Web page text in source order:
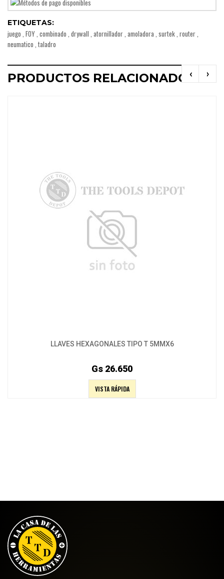
ETIQUETAS:
juego FOY combinado drywall atornillador amoladora surtek router
neumatico taladro
PRODUCTOS RELACIONADOS
‹ ›
LLAVES HEXAGONALES TIPO T 5MMX6
Gs 26.650
VISTA RÁPIDA